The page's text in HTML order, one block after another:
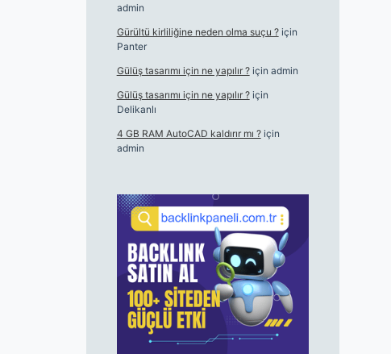
admin
Gürültü kirliliğine neden olma suçu ?için
Panter
Gülüş tasarımı için ne yapılır ?için admin
Gülüş tasarımı için ne yapılır ?için
Delikanlı
4 GB RAM AutoCAD kaldırır mı ?için
admin